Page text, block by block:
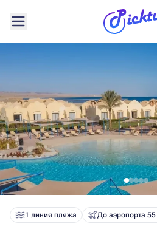
1 линия пляжа До аэропорта 55